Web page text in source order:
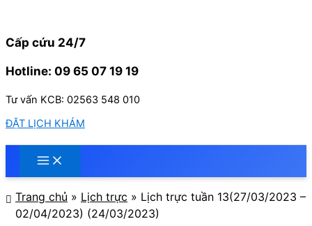
nội
Cấp cứu 24/7
Hotline: 09 65 07 19 19
Tư vấn KCB: 02563 548 010
ĐẶT LỊCH KHÁM
Trang chủ » Lịch trực » Lịch trực tuần 13(27/03/2023 –
02/04/2023) (24/03/2023)